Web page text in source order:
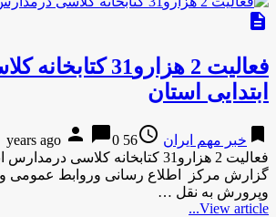
description
فعالیت 2 هزارو31
ابتدایی استان
bookmark خبر مهم ایران access_time
56 years ago
person chat_bubble0
فعالیت 2 هزارو31 کتابخانه کلاسی
گزارش مركز اطلاع رسانی وروابط عمومی
وپرورش به نقل …
View article...